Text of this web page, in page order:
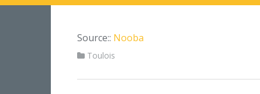
Source:: Nooba
Toulois